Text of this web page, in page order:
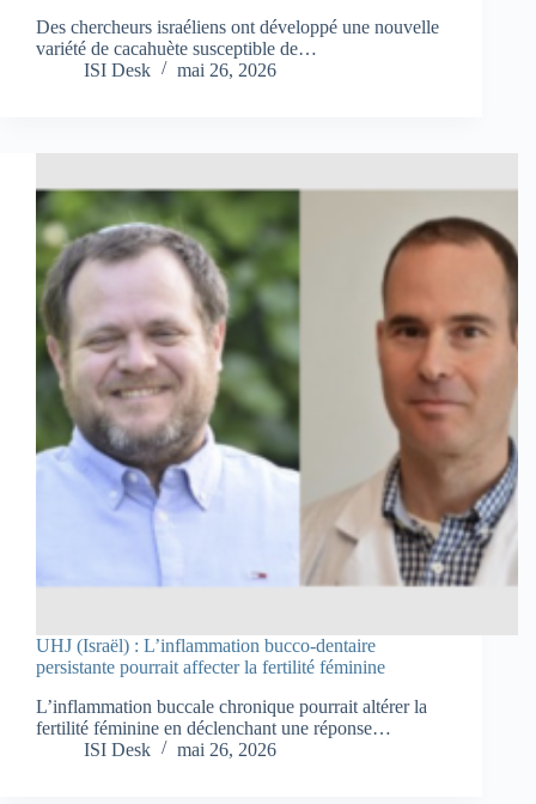
Des chercheurs israéliens ont développé une nouvelle
variété de cacahuète susceptible de…
ISI Desk
mai 26, 2026
UHJ (Israël) : L’inflammation bucco-dentaire
persistante pourrait affecter la fertilité féminine
L’inflammation buccale chronique pourrait altérer la
fertilité féminine en déclenchant une réponse…
ISI Desk
mai 26, 2026